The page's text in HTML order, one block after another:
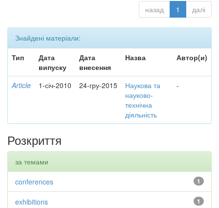
назад 1 далі
Знайдені матеріали:
Тип
Дата
випуску
Дата
внесення
Назва Автор(и)
Article 1-січ-2010 24-гру-2015
Наукова та
науково-
технічна
діяльність
-
Розкриття
за темами
1
conferences
1
exhibitions